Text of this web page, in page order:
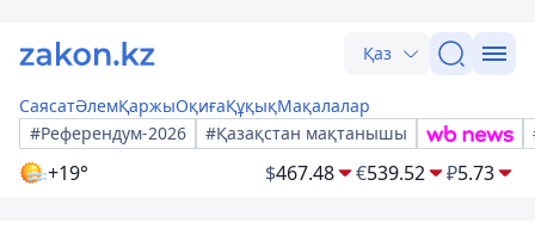
Қаз
СаясатӘлемҚаржыОқиғаҚұқықМақалалар
#Референдум-2026
#Қазақстан мақтанышы
+19° $467.48 €539.52 ₽5.73